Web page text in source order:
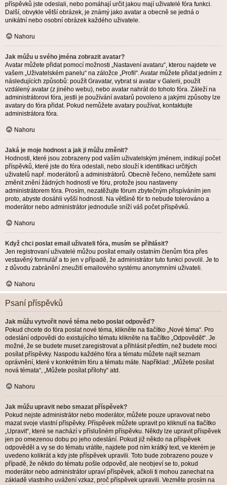
příspěvků jste odeslali, nebo pomáhají určit jakou mají uživatelé fóra funkci.
Další, obvykle větší obrázek, je známý jako avatar a obecně se jedná o
unikátní nebo osobní obrázek každého uživatele.
Nahoru
Jak můžu u svého jména zobrazit avatar?
Avatar můžete přidat pomocí možnosti „Nastavení avataru“, kterou najdete ve
vašem „Uživatelském panelu“ na záložce „Profil“. Avatar můžete přidat jedním z
následujících způsobů: použít Gravatar, vybrat si avatar v Galerii, použít
vzdálený avatar (z jiného webu), nebo avatar nahrát do tohoto fóra. Záleží na
administrátorovi fóra, jestli je používání avatarů povoleno a jakými způsoby lze
avatary do fóra přidat. Pokud nemůžete avatary používat, kontaktujte
administrátora fóra.
Nahoru
Jaká je moje hodnost a jak ji můžu změnit?
Hodnosti, které jsou zobrazeny pod vaším uživatelským jménem, indikují počet
příspěvků, které jste do fóra odeslali, nebo slouží k identifikaci určitých
uživatelů např. moderátorů a administrátorů. Obecně řečeno, nemůžete sami
změnit znění žádných hodností ve fóru, protože jsou nastaveny
administrátorem fóra. Prosím, nezatěžujte fórum zbytečným přispíváním jen
proto, abyste dosáhli vyšší hodnosti. Na většině fór to nebude tolerováno a
moderátor nebo administrátor jednoduše sníží váš počet příspěvků.
Nahoru
Když chci poslat email uživateli fóra, musím se přihlásit?
Jen registrovaní uživatelé můžou posílat emaily ostatním členům fóra přes
vestavěný formulář a to jen v případě, že administrátor tuto funkci povolil. Je to
z důvodu zabránění zneužití emailového systému anonymními uživateli.
Nahoru
Psaní příspěvků
Jak můžu vytvořit nové téma nebo poslat odpověď?
Pokud chcete do fóra poslat nové téma, klikněte na tlačítko „Nové téma“. Pro
odeslání odpovědi do existujícího tématu klikněte na tlačítko „Odpovědět“. Je
možné, že se budete muset zaregistrovat a přihlásit předtím, než budete moci
posílat příspěvky. Naspodu každého fóra a tématu můžete najít seznam
oprávnění, které v konkrétním fóru a tématu máte. Například: „Můžete posílat
nová témata“, „Můžete posílat přílohy“ atd.
Nahoru
Jak můžu upravit nebo smazat příspěvek?
Pokud nejste administrátor nebo moderátor, můžete pouze upravovat nebo
mazat svoje vlastní příspěvky. Příspěvek můžete upravit po kliknutí na tlačítko
„Upravit“, které se nachází v příslušném příspěvku. Někdy lze upravit příspěvek
jen po omezenou dobu po jeho odeslání. Pokud již někdo na příspěvek
odpověděl a vy se do tématu vrátíte, najdete pod ním krátký text, ve kterém je
uvedeno kolikrát a kdy jste příspěvek upravili. Toto bude zobrazeno pouze v
případě, že někdo do tématu pošle odpověď, ale neobjeví se to, pokud
moderátor nebo administrátor upraví příspěvek, ačkoli ti mohou zanechat na
základě vlastního uvážení vzkaz, proč příspěvek upravili. Vezměte prosím na